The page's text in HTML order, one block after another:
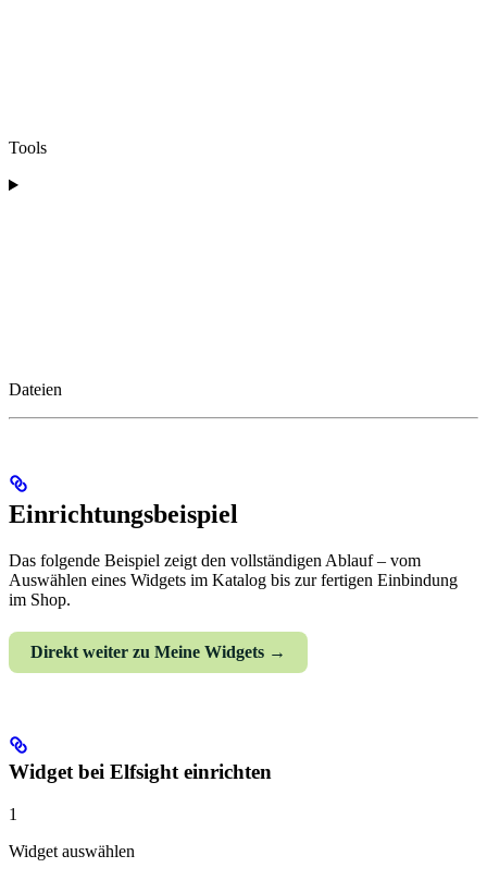
Tools
Dateien
Einrichtungsbeispiel
Das folgende Beispiel zeigt den vollständigen Ablauf – vom
Auswählen eines Widgets im Katalog bis zur fertigen Einbindung
im Shop.
Direkt weiter zu Meine Widgets →
Widget bei Elfsight einrichten
1
Widget auswählen